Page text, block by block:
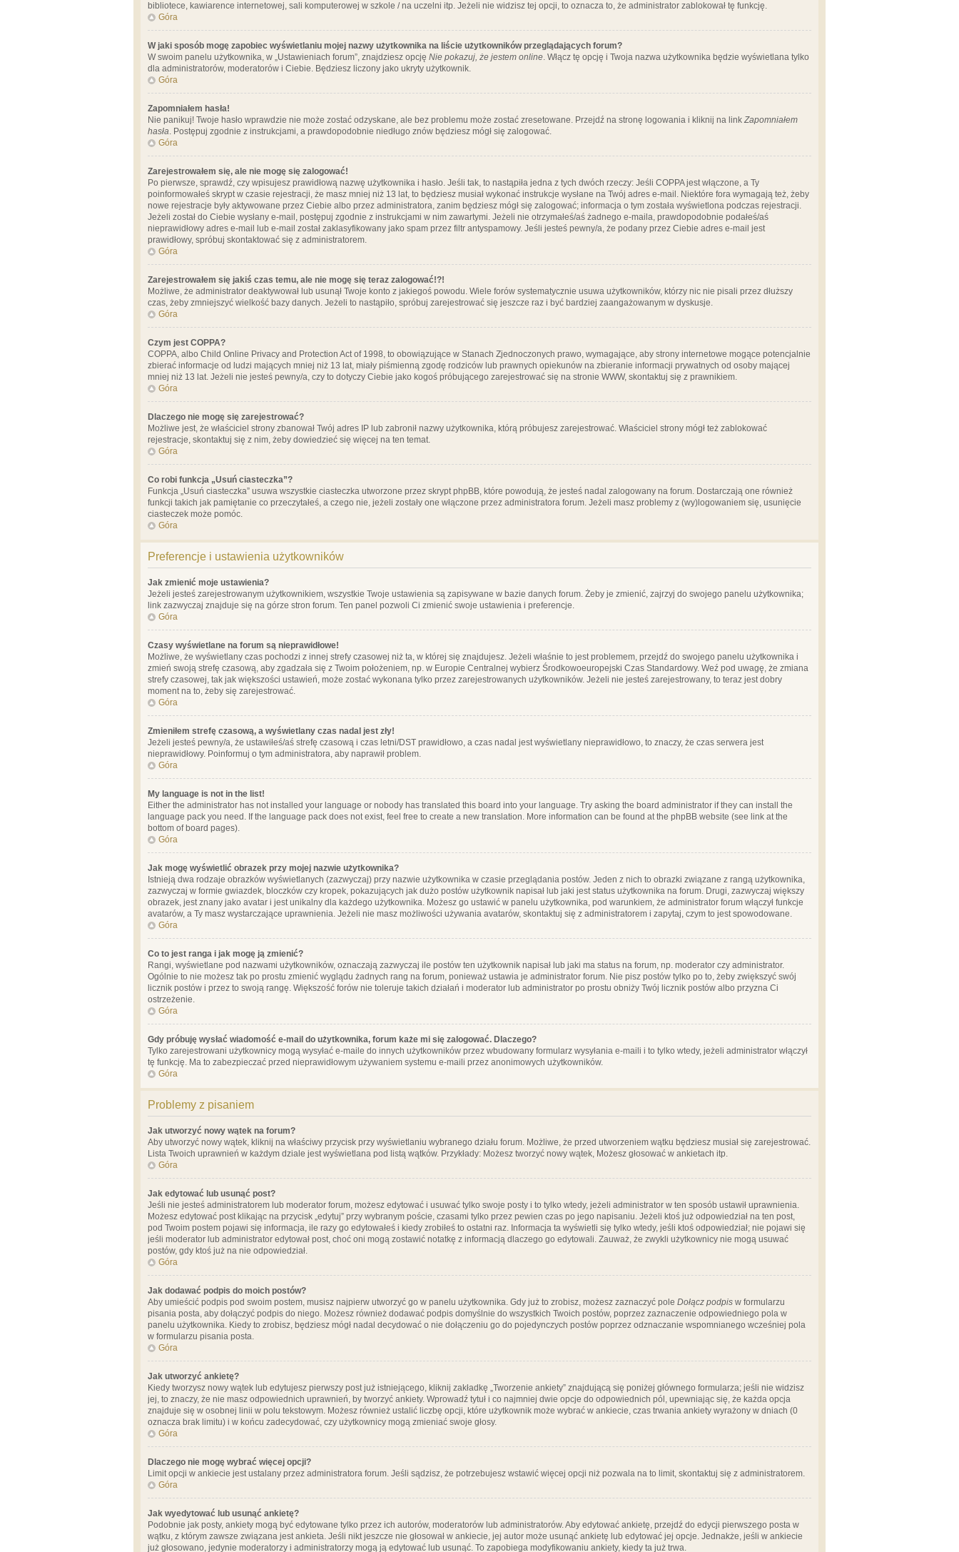
bibliotece, kawiarence internetowej, sali komputerowej w szkole / na uczelni itp. Jeżeli nie widzisz tej opcji, to oznacza to, że administrator zablokował tę funkcję.
Góra
W jaki sposób mogę zapobiec wyświetlaniu mojej nazwy użytkownika na liście użytkowników przeglądających forum?
W swoim panelu użytkownika, w „Ustawieniach forum”, znajdziesz opcję Nie pokazuj, że jestem online. Włącz tę opcję i Twoja nazwa użytkownika będzie wyświetlana tylko
dla administratorów, moderatorów i Ciebie. Będziesz liczony jako ukryty użytkownik.
Góra
Zapomniałem hasła!
Nie panikuj! Twoje hasło wprawdzie nie może zostać odzyskane, ale bez problemu może zostać zresetowane. Przejdź na stronę logowania i kliknij na link Zapomniałem
hasła. Postępuj zgodnie z instrukcjami, a prawdopodobnie niedługo znów będziesz mógł się zalogować.
Góra
Zarejestrowałem się, ale nie mogę się zalogować!
Po pierwsze, sprawdź, czy wpisujesz prawidłową nazwę użytkownika i hasło. Jeśli tak, to nastąpiła jedna z tych dwóch rzeczy: Jeśli COPPA jest włączone, a Ty
poinformowałeś skrypt w czasie rejestracji, że masz mniej niż 13 lat, to będziesz musiał wykonać instrukcje wysłane na Twój adres e-mail. Niektóre fora wymagają też, żeby
nowe rejestracje były aktywowane przez Ciebie albo przez administratora, zanim będziesz mógł się zalogować; informacja o tym została wyświetlona podczas rejestracji.
Jeżeli został do Ciebie wysłany e-mail, postępuj zgodnie z instrukcjami w nim zawartymi. Jeżeli nie otrzymałeś/aś żadnego e-maila, prawdopodobnie podałeś/aś
nieprawidłowy adres e-mail lub e-mail został zaklasyfikowany jako spam przez filtr antyspamowy. Jeśli jesteś pewny/a, że podany przez Ciebie adres e-mail jest
prawidłowy, spróbuj skontaktować się z administratorem.
Góra
Zarejestrowałem się jakiś czas temu, ale nie mogę się teraz zalogować!?!
Możliwe, że administrator deaktywował lub usunął Twoje konto z jakiegoś powodu. Wiele forów systematycznie usuwa użytkowników, którzy nic nie pisali przez dłuższy
czas, żeby zmniejszyć wielkość bazy danych. Jeżeli to nastąpiło, spróbuj zarejestrować się jeszcze raz i być bardziej zaangażowanym w dyskusje.
Góra
Czym jest COPPA?
COPPA, albo Child Online Privacy and Protection Act of 1998, to obowiązujące w Stanach Zjednoczonych prawo, wymagające, aby strony internetowe mogące potencjalnie
zbierać informacje od ludzi mających mniej niż 13 lat, miały piśmienną zgodę rodziców lub prawnych opiekunów na zbieranie informacji prywatnych od osoby mającej
mniej niż 13 lat. Jeżeli nie jesteś pewny/a, czy to dotyczy Ciebie jako kogoś próbującego zarejestrować się na stronie WWW, skontaktuj się z prawnikiem.
Góra
Dlaczego nie mogę się zarejestrować?
Możliwe jest, że właściciel strony zbanował Twój adres IP lub zabronił nazwy użytkownika, którą próbujesz zarejestrować. Właściciel strony mógł też zablokować
rejestracje, skontaktuj się z nim, żeby dowiedzieć się więcej na ten temat.
Góra
Co robi funkcja „Usuń ciasteczka”?
Funkcja „Usuń ciasteczka” usuwa wszystkie ciasteczka utworzone przez skrypt phpBB, które powodują, że jesteś nadal zalogowany na forum. Dostarczają one również
funkcji takich jak pamiętanie co przeczytałeś, a czego nie, jeżeli zostały one włączone przez administratora forum. Jeżeli masz problemy z (wy)logowaniem się, usunięcie
ciasteczek może pomóc.
Góra
Preferencje i ustawienia użytkowników
Jak zmienić moje ustawienia?
Jeżeli jesteś zarejestrowanym użytkownikiem, wszystkie Twoje ustawienia są zapisywane w bazie danych forum. Żeby je zmienić, zajrzyj do swojego panelu użytkownika;
link zazwyczaj znajduje się na górze stron forum. Ten panel pozwoli Ci zmienić swoje ustawienia i preferencje.
Góra
Czasy wyświetlane na forum są nieprawidłowe!
Możliwe, że wyświetlany czas pochodzi z innej strefy czasowej niż ta, w której się znajdujesz. Jeżeli właśnie to jest problemem, przejdź do swojego panelu użytkownika i
zmień swoją strefę czasową, aby zgadzała się z Twoim położeniem, np. w Europie Centralnej wybierz Środkowoeuropejski Czas Standardowy. Weź pod uwagę, że zmiana
strefy czasowej, tak jak większości ustawień, może zostać wykonana tylko przez zarejestrowanych użytkowników. Jeżeli nie jesteś zarejestrowany, to teraz jest dobry
moment na to, żeby się zarejestrować.
Góra
Zmieniłem strefę czasową, a wyświetlany czas nadal jest zły!
Jeżeli jesteś pewny/a, że ustawiłeś/aś strefę czasową i czas letni/DST prawidłowo, a czas nadal jest wyświetlany nieprawidłowo, to znaczy, że czas serwera jest
nieprawidłowy. Poinformuj o tym administratora, aby naprawił problem.
Góra
My language is not in the list!
Either the administrator has not installed your language or nobody has translated this board into your language. Try asking the board administrator if they can install the
language pack you need. If the language pack does not exist, feel free to create a new translation. More information can be found at the phpBB website (see link at the
bottom of board pages).
Góra
Jak mogę wyświetlić obrazek przy mojej nazwie użytkownika?
Istnieją dwa rodzaje obrazków wyświetlanych (zazwyczaj) przy nazwie użytkownika w czasie przeglądania postów. Jeden z nich to obrazki związane z rangą użytkownika,
zazwyczaj w formie gwiazdek, bloczków czy kropek, pokazujących jak dużo postów użytkownik napisał lub jaki jest status użytkownika na forum. Drugi, zazwyczaj większy
obrazek, jest znany jako avatar i jest unikalny dla każdego użytkownika. Możesz go ustawić w panelu użytkownika, pod warunkiem, że administrator forum włączył funkcje
avatarów, a Ty masz wystarczające uprawnienia. Jeżeli nie masz możliwości używania avatarów, skontaktuj się z administratorem i zapytaj, czym to jest spowodowane.
Góra
Co to jest ranga i jak mogę ją zmienić?
Rangi, wyświetlane pod nazwami użytkowników, oznaczają zazwyczaj ile postów ten użytkownik napisał lub jaki ma status na forum, np. moderator czy administrator.
Ogólnie to nie możesz tak po prostu zmienić wyglądu żadnych rang na forum, ponieważ ustawia je administrator forum. Nie pisz postów tylko po to, żeby zwiększyć swój
licznik postów i przez to swoją rangę. Większość forów nie toleruje takich działań i moderator lub administrator po prostu obniży Twój licznik postów albo przyzna Ci
ostrzeżenie.
Góra
Gdy próbuję wysłać wiadomość e-mail do użytkownika, forum każe mi się zalogować. Dlaczego?
Tylko zarejestrowani użytkownicy mogą wysyłać e-maile do innych użytkowników przez wbudowany formularz wysyłania e-maili i to tylko wtedy, jeżeli administrator włączył
tę funkcję. Ma to zabezpieczać przed nieprawidłowym używaniem systemu e-maili przez anonimowych użytkowników.
Góra
Problemy z pisaniem
Jak utworzyć nowy wątek na forum?
Aby utworzyć nowy wątek, kliknij na właściwy przycisk przy wyświetlaniu wybranego działu forum. Możliwe, że przed utworzeniem wątku będziesz musiał się zarejestrować.
Lista Twoich uprawnień w każdym dziale jest wyświetlana pod listą wątków. Przykłady: Możesz tworzyć nowy wątek, Możesz głosować w ankietach itp.
Góra
Jak edytować lub usunąć post?
Jeśli nie jesteś administratorem lub moderator forum, możesz edytować i usuwać tylko swoje posty i to tylko wtedy, jeżeli administrator w ten sposób ustawił uprawnienia.
Możesz edytować post klikając na przycisk „edytuj” przy wybranym poście, czasami tylko przez pewien czas po jego napisaniu. Jeżeli ktoś już odpowiedział na ten post,
pod Twoim postem pojawi się informacja, ile razy go edytowałeś i kiedy zrobiłeś to ostatni raz. Informacja ta wyświetli się tylko wtedy, jeśli ktoś odpowiedział; nie pojawi się
jeśli moderator lub administrator edytował post, choć oni mogą zostawić notatkę z informacją dlaczego go edytowali. Zauważ, że zwykli użytkownicy nie mogą usuwać
postów, gdy ktoś już na nie odpowiedział.
Góra
Jak dodawać podpis do moich postów?
Aby umieścić podpis pod swoim postem, musisz najpierw utworzyć go w panelu użytkownika. Gdy już to zrobisz, możesz zaznaczyć pole Dołącz podpis w formularzu
pisania posta, aby dołączyć podpis do niego. Możesz również dodawać podpis domyślnie do wszystkich Twoich postów, poprzez zaznaczenie odpowiedniego pola w
panelu użytkownika. Kiedy to zrobisz, będziesz mógł nadal decydować o nie dołączeniu go do pojedynczych postów poprzez odznaczanie wspomnianego wcześniej pola
w formularzu pisania posta.
Góra
Jak utworzyć ankietę?
Kiedy tworzysz nowy wątek lub edytujesz pierwszy post już istniejącego, kliknij zakładkę „Tworzenie ankiety” znajdującą się poniżej głównego formularza; jeśli nie widzisz
jej, to znaczy, że nie masz odpowiednich uprawnień, by tworzyć ankiety. Wprowadź tytuł i co najmniej dwie opcje do odpowiednich pól, upewniając się, że każda opcja
znajduje się w osobnej linii w polu tekstowym. Możesz również ustalić liczbę opcji, które użytkownik może wybrać w ankiecie, czas trwania ankiety wyrażony w dniach (0
oznacza brak limitu) i w końcu zadecydować, czy użytkownicy mogą zmieniać swoje głosy.
Góra
Dlaczego nie mogę wybrać więcej opcji?
Limit opcji w ankiecie jest ustalany przez administratora forum. Jeśli sądzisz, że potrzebujesz wstawić więcej opcji niż pozwala na to limit, skontaktuj się z administratorem.
Góra
Jak wyedytować lub usunąć ankietę?
Podobnie jak posty, ankiety mogą być edytowane tylko przez ich autorów, moderatorów lub administratorów. Aby edytować ankietę, przejdź do edycji pierwszego posta w
wątku, z którym zawsze związana jest ankieta. Jeśli nikt jeszcze nie głosował w ankiecie, jej autor może usunąć ankietę lub edytować jej opcje. Jednakże, jeśli w ankiecie
już głosowano, jedynie moderatorzy i administratorzy mogą ją edytować lub usunąć. To zapobiega modyfikowaniu ankiety, kiedy ta już trwa.